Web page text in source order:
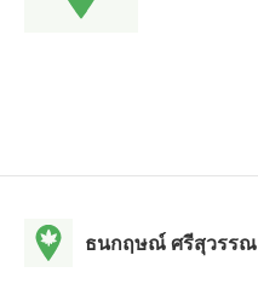
ธนกฤษณ์ ศรีสุวรรณ